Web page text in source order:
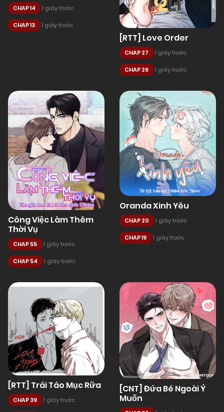
CHAP 14 1 giây trước
CHAP 13 1 giây trước
[RTT] Love Order
CHAP 27 1 giây trước
CHAP 26 1 giây trước
Công Việc Làm Thêm
Thời Vụ
CHAP 55 1 giây trước
CHAP 54 1 giây trước
Oranda Xinh Yêu
CHAP 20 1 giây trước
CHAP 19 1 giây trước
[RTT] Trái Táo Mục Rữa
CHAP 39 1 giây trước
[CNT] Đứa Bé Ngoài Ý
Muốn